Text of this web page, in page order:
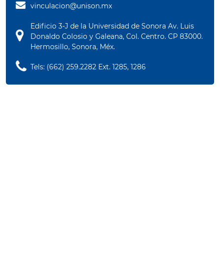
vinculacion@unison.mx
Edificio 3-J de la Universidad de Sonora Av. Luis
Donaldo Colosio y Galeana, Col. Centro. CP 83000.
Hermosillo, Sonora, Méx.
Tels: (662) 259.2282 Ext. 1285, 1286